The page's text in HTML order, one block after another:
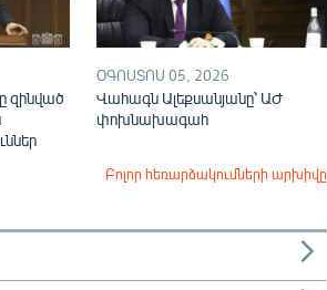
զինված
ՕԳՈՍՏՈՍ 05, 2026
Վահագն Ալեքսանյանը՝ ԱԺ
փոխնախագահ
Բոլոր հեռարձակումների արխիվը